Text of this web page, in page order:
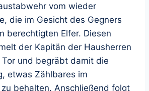
vom wieder
die im Gesicht des Gegners
berechtigten Elfer. Diesen
der Kapitän der Hausherren
und begräbt damit die
etwas Zählbares im
behalten. Anschließend folgt